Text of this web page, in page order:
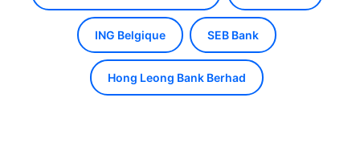
ING Belgique SEB Bank
Hong Leong Bank Berhad